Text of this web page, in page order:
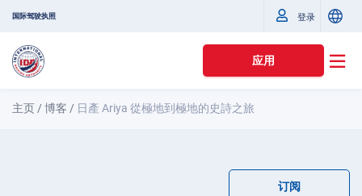
国际驾驶执照 登录
应用
主页 /博客 / 日產 Ariya 從極地到極地的史詩之旅
订阅